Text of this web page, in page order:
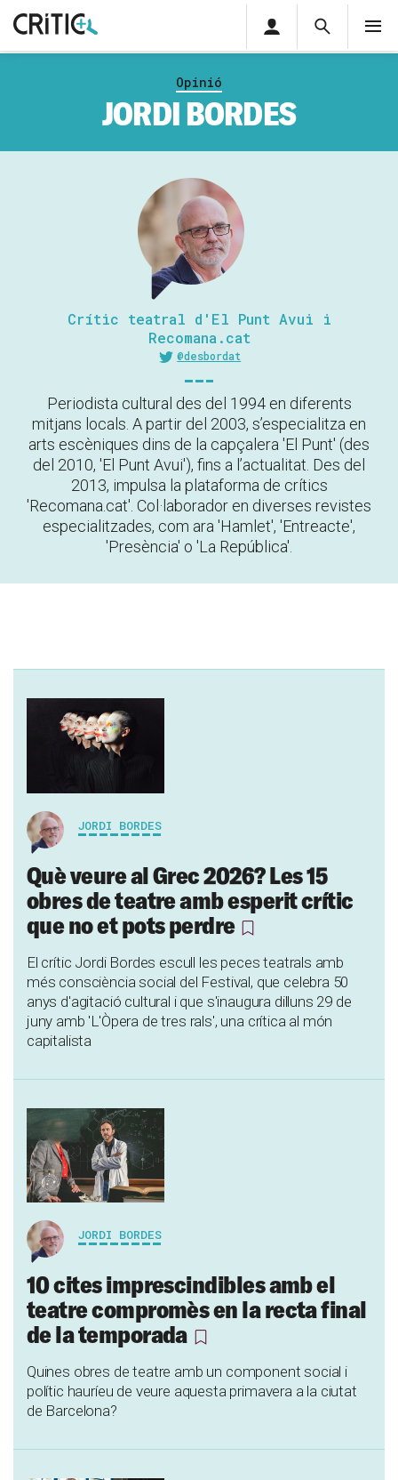
Cerca
Cerca
privada
Opinió
JORDI BORDES
Crític teatral d'El Punt Avui i
Recomana.cat
@desbordat
Periodista cultural des del 1994 en diferents
mitjans locals. A partir del 2003, s’especialitza en
arts escèniques dins de la capçalera 'El Punt' (des
del 2010, 'El Punt Avui'), fins a l’actualitat. Des del
2013, impulsa la plataforma de crítics
'Recomana.cat'. Col·laborador en diverses revistes
especialitzades, com ara 'Hamlet', 'Entreacte',
'Presència' o 'La República'.
JORDI BORDES
Què veure al Grec 2026? Les 15
obres de teatre amb esperit crític
que no et pots perdre
El crític Jordi Bordes escull les peces teatrals amb
més consciència social del Festival, que celebra 50
anys d'agitació cultural i que s'inaugura dilluns 29 de
juny amb 'L'Òpera de tres rals', una crítica al món
capitalista
JORDI BORDES
10 cites imprescindibles amb el
teatre compromès en la recta final
de la temporada
Quines obres de teatre amb un component social i
polític hauríeu de veure aquesta primavera a la ciutat
de Barcelona?